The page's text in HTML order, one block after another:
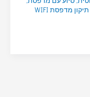
תיקון מדפסת WIFI